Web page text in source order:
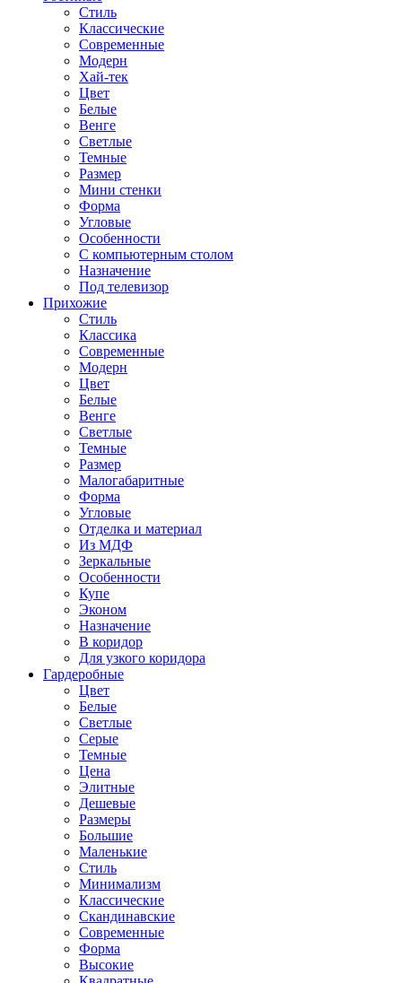
Стиль
Классические
Современные
Модерн
Хай-тек
Цвет
Белые
Венге
Светлые
Темные
Размер
Мини стенки
Форма
Угловые
Особенности
С компьютерным столом
Назначение
Под телевизор
Прихожие
Стиль
Классика
Современные
Модерн
Цвет
Белые
Венге
Светлые
Темные
Размер
Малогабаритные
Форма
Угловые
Отделка и материал
Из МДФ
Зеркальные
Особенности
Купе
Эконом
Назначение
В коридор
Для узкого коридора
Гардеробные
Цвет
Белые
Светлые
Серые
Темные
Цена
Элитные
Дешевые
Размеры
Большие
Маленькие
Стиль
Минимализм
Классические
Скандинавские
Современные
Форма
Высокие